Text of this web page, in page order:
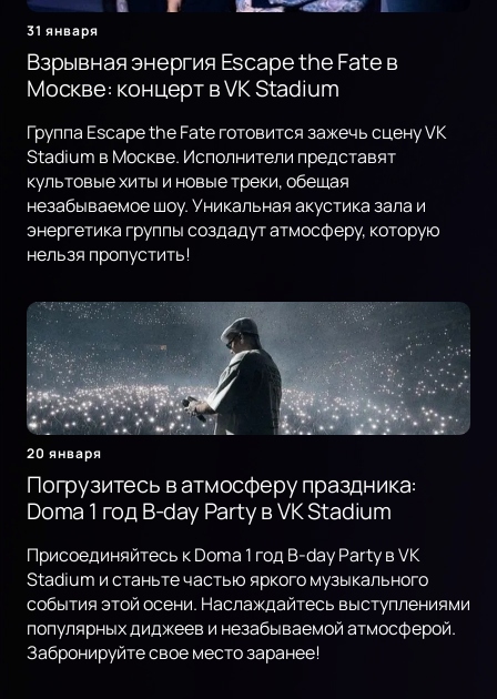
31 января
Взрывная энергия Escape the Fate в
Москве: концерт в VK Stadium
Группа Escape the Fate готовится зажечь сцену VK
Stadium в Москве. Исполнители представят
культовые хиты и новые треки, обещая
незабываемое шоу. Уникальная акустика зала и
энергетика группы создадут атмосферу, которую
нельзя пропустить!
20 января
Погрузитесь в атмосферу праздника:
Doma 1 год B-day Party в VK Stadium
Присоединяйтесь к Doma 1 год B-day Party в VK
Stadium и станьте частью яркого музыкального
события этой осени. Наслаждайтесь выступлениями
популярных диджеев и незабываемой атмосферой.
Забронируйте свое место заранее!